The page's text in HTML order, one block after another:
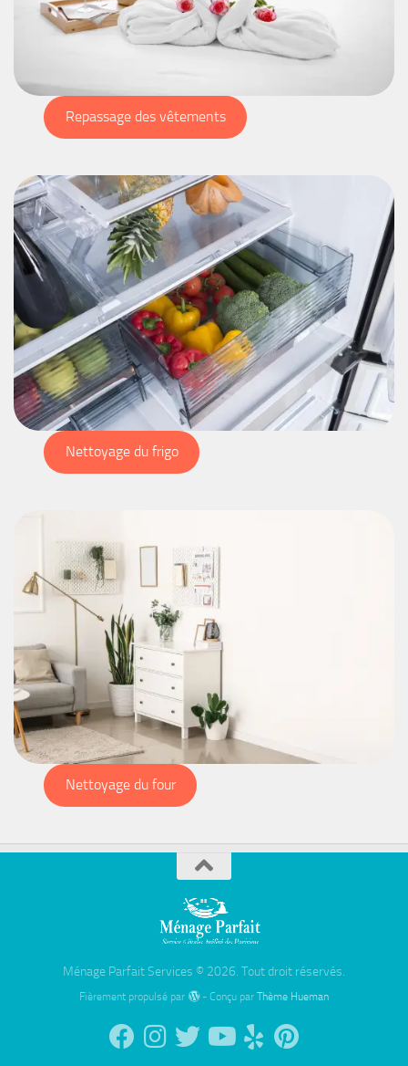
Repassage des vêtements
Nettoyage du frigo
Nettoyage du four
Ménage Parfait Services © 2026. Tout droit réservés.
Fièrement propulsé par - Conçu par Thème Hueman